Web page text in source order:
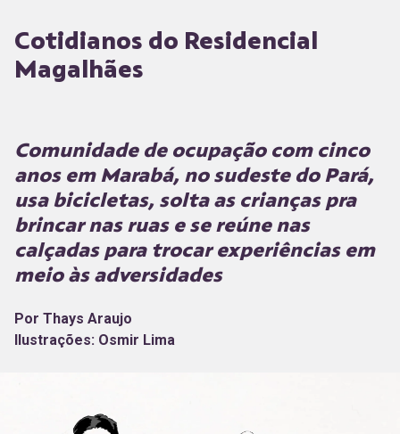
Cotidianos do Residencial
Magalhães
Comunidade de ocupação com cinco
anos em Marabá, no sudeste do Pará,
usa bicicletas, solta as crianças pra
brincar nas ruas e se reúne nas
calçadas para trocar experiências em
meio às adversidades
Por Thays Araujo
Ilustrações: Osmir Lima